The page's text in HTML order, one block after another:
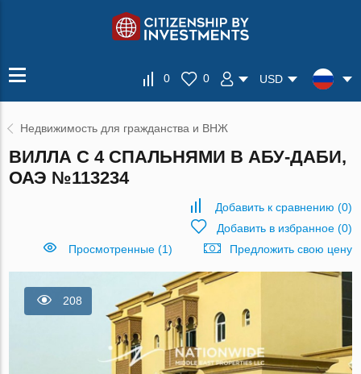
0 0 USD
Недвижимость для гражданства и ВНЖ
ВИЛЛА С 4 СПАЛЬНЯМИ В АБУ-ДАБИ,
ОАЭ №113234
Добавить к сравнению (0)
Добавить в избранное(0)
Просмотренные (1)
Предложить свою цену
208